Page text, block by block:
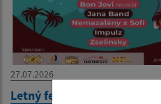
27.07.2026
Letný festival 2026